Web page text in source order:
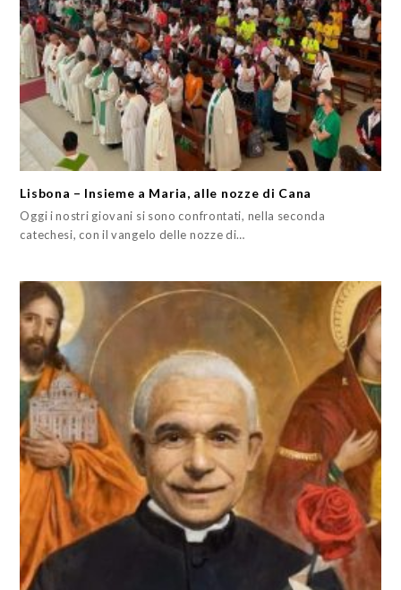
Lisbona – Insieme a Maria, alle nozze di Cana
Oggi i nostri giovani si sono confrontati, nella seconda
catechesi, con il vangelo delle nozze di…